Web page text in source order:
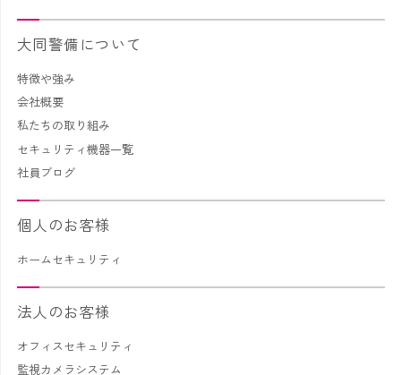
大同警備について
特徴や強み
会社概要
私たちの取り組み
セキュリティ機器一覧
社員ブログ
個人のお客様
ホームセキュリティ
法人のお客様
オフィスセキュリティ
監視カメラシステム